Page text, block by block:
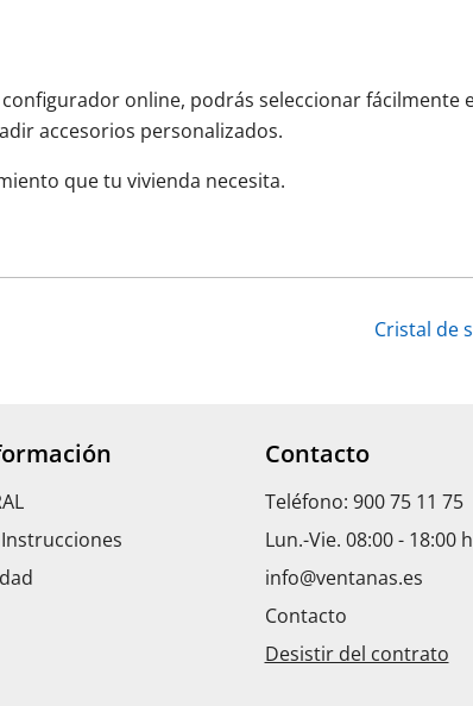
online, podrás seleccionar fácilmente
accesorios personalizados.
que tu vivienda necesita.
Cristal de
Contacto
Teléfono: 900 75 11 75
Lun.-Vie. 08:00 - 18:00
info@ventanas.es
Contacto
Desistir del contrato